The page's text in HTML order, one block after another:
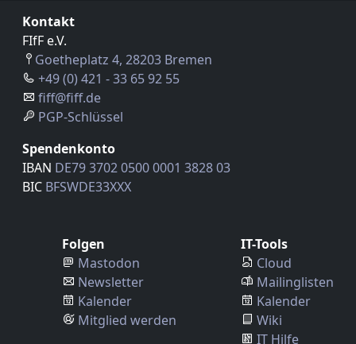
Kontakt
FIfF e.V.
Goetheplatz 4, 28203 Bremen
+49 (0) 421 - 33 65 92 55
fiff@fiff.de
PGP-Schlüssel
Spendenkonto
IBAN DE79 3702 0500 0001 3828 03
BIC BFSWDE33XXX
Folgen
Mastodon
Newsletter
Kalender
Mitglied werden
IT-Tools
Cloud
Mailinglisten
Kalender
Wiki
IT Hilfe